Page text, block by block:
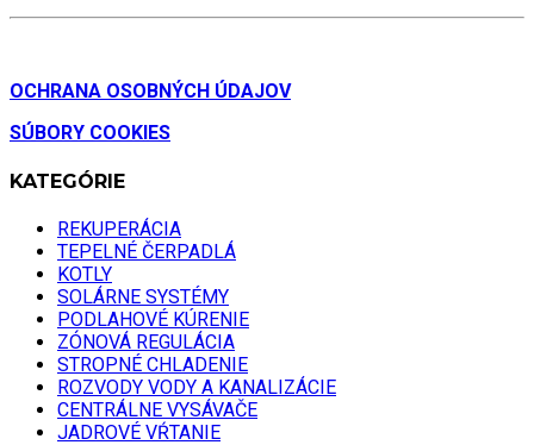
OCHRANA OSOBNÝCH ÚDAJOV
SÚBORY COOKIES
KATEGÓRIE
REKUPERÁCIA
TEPELNÉ ČERPADLÁ
KOTLY
SOLÁRNE SYSTÉMY
PODLAHOVÉ KÚRENIE
ZÓNOVÁ REGULÁCIA
STROPNÉ CHLADENIE
ROZVODY VODY A KANALIZÁCIE
CENTRÁLNE VYSÁVAČE
JADROVÉ VŔTANIE